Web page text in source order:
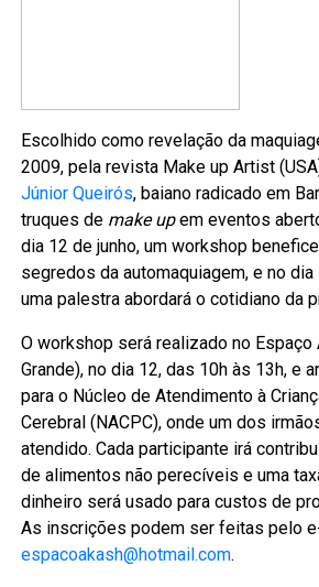
Escolhido como revelação da
2009, pela revista Make up Artist
Júnior Queirós, baiano radicado em
truques de make upem eventos
dia 12 de junho, um workshop
segredos da automaquiagem, e no
uma palestra abordará o cotidiano da
O workshop será realizado no Espaço
Grande), no dia 12, das 10h às 13h, e
para o Núcleo de Atendimento à
Cerebral (NACPC), onde um dos
atendido. Cada participante irá
de alimentos não perecíveis e uma
dinheiro será usado para custos de
As inscrições podem ser feitas pelo
espacoakash@hotmail.com.